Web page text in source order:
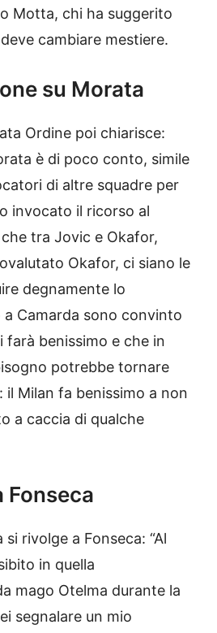
Motta, chi ha suggerito
cambiare mestiere.
su Morata
Ordine poi chiarisce:
è di poco conto, simile
di altre squadre per
invocato il ricorso al
tra Jovic e Okafor,
Okafor, ci siano le
degnamente lo
Camarda sono convinto
farà benissimo e che in
potrebbe tornare
il Milan fa benissimo a non
a caccia di qualche
Fonseca
rivolge a Fonseca: “Al
in quella
mago Otelma durante la
segnalare un mio